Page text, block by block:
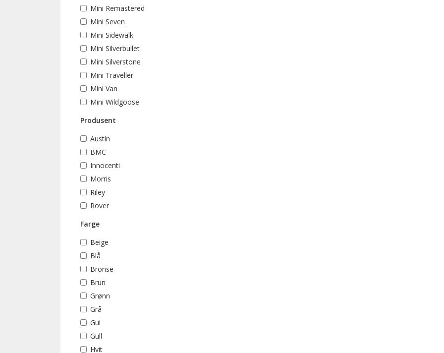
Mini Remastered
Mini Seven
Mini Sidewalk
Mini Silverbullet
Mini Silverstone
Mini Traveller
Mini Van
Mini Wildgoose
Produsent
Austin
BMC
Innocenti
Morris
Riley
Rover
Farge
Beige
Blå
Bronse
Brun
Grønn
Grå
Gul
Gull
Hvit